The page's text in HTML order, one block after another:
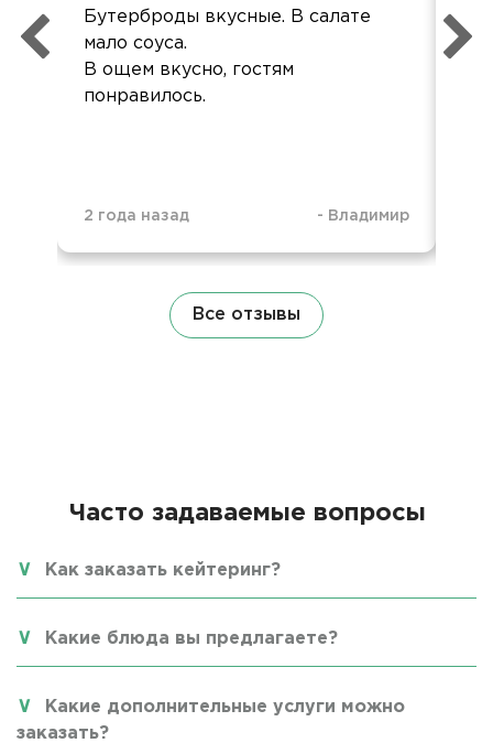
Бутерброды вкусные. В салате
мало соуса.
В ощем вкусно, гостям
понравилось.
2 года назад - Владимир
Все отзывы
Часто задаваемые вопросы
Как заказать кейтеринг?
Какие блюда вы предлагаете?
Какие дополнительные услуги можно
заказать?